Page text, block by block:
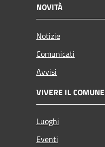
NOVITÀ
Notizie
Comunicati
Avvisi
VIVERE IL COMUNE
Luoghi
Eventi